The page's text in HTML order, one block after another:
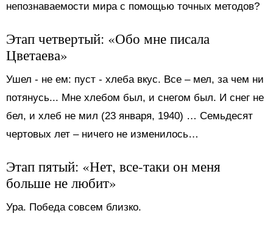
непознаваемости мира с помощью точных методов?
Этап четвертый: «Обо мне писала
Цветаева»
Ушел - не ем: пуст - хлеба вкус. Все – мел, за чем ни
потянусь... Мне хлебом был, и снегом был. И снег не
бел, и хлеб не мил (23 января, 1940) … Семьдесят
чертовых лет – ничего не изменилось…
Этап пятый: «Нет, все-таки он меня
больше не любит»
Ура. Победа совсем близко.